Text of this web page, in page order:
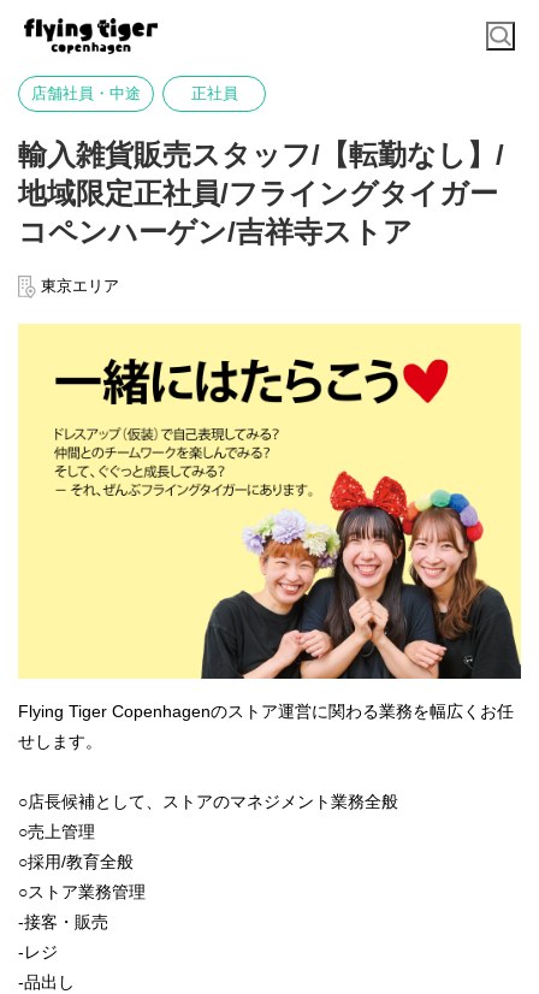
店舗社員・中途 正社員
輸入雑貨販売スタッフ/【転勤なし】/
地域限定正社員/フライングタイガー
コペンハーゲン/吉祥寺ストア
東京エリア
Flying Tiger Copenhagenのストア運営に関わる業務を幅広くお任
せします。
○店長候補として、ストアのマネジメント業務全般
○売上管理
○採用/教育全般
○ストア業務管理
-接客・販売
-レジ
-品出し